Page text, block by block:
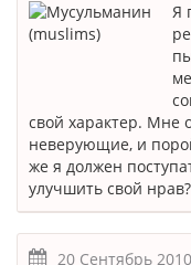
Я
свой характер. Мне
неверующие, и
же я должен
улучшить свой нрав?
20 Сентябрь 2010